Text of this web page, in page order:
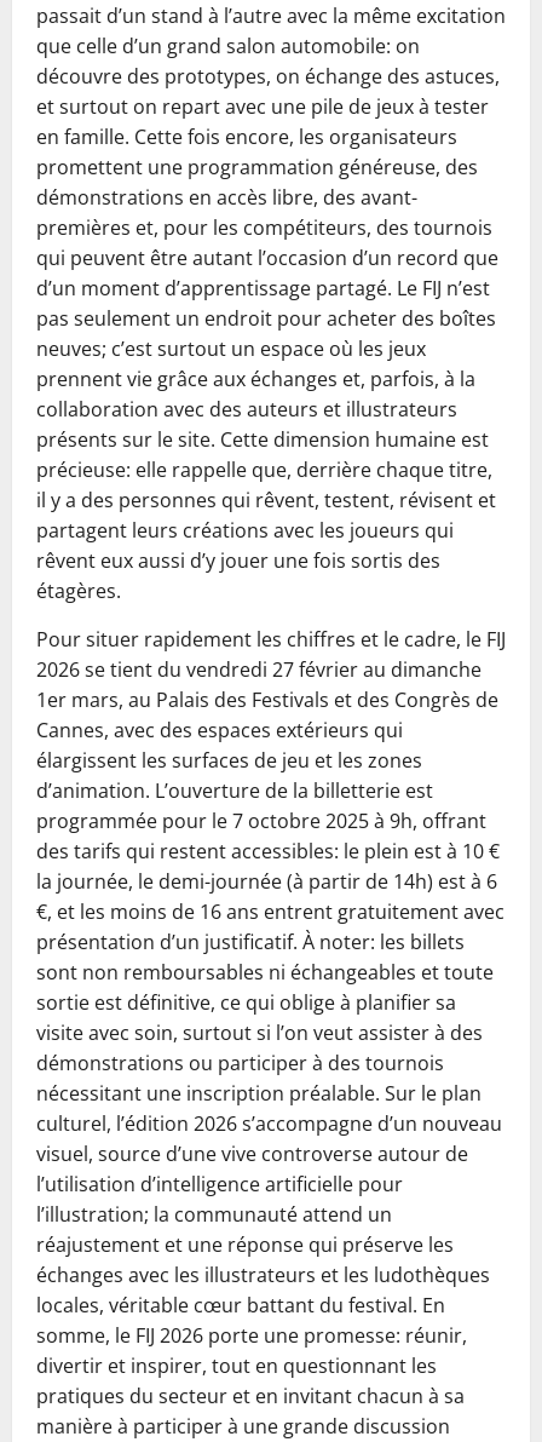
passait d’un stand à l’autre avec la même excitation
que celle d’un grand salon automobile: on
découvre des prototypes, on échange des astuces,
et surtout on repart avec une pile de jeux à tester
en famille. Cette fois encore, les organisateurs
promettent une programmation généreuse, des
démonstrations en accès libre, des avant-
premières et, pour les compétiteurs, des tournois
qui peuvent être autant l’occasion d’un record que
d’un moment d’apprentissage partagé. Le FIJ n’est
pas seulement un endroit pour acheter des boîtes
neuves; c’est surtout un espace où les jeux
prennent vie grâce aux échanges et, parfois, à la
collaboration avec des auteurs et illustrateurs
présents sur le site. Cette dimension humaine est
précieuse: elle rappelle que, derrière chaque titre,
il y a des personnes qui rêvent, testent, révisent et
partagent leurs créations avec les joueurs qui
rêvent eux aussi d’y jouer une fois sortis des
étagères.
Pour situer rapidement les chiffres et le cadre, le FIJ
2026 se tient du vendredi 27 février au dimanche
1er mars, au Palais des Festivals et des Congrès de
Cannes, avec des espaces extérieurs qui
élargissent les surfaces de jeu et les zones
d’animation. L’ouverture de la billetterie est
programmée pour le 7 octobre 2025 à 9h, offrant
des tarifs qui restent accessibles: le plein est à 10 €
la journée, le demi-journée (à partir de 14h) est à 6
€, et les moins de 16 ans entrent gratuitement avec
présentation d’un justificatif. À noter: les billets
sont non remboursables ni échangeables et toute
sortie est définitive, ce qui oblige à planifier sa
visite avec soin, surtout si l’on veut assister à des
démonstrations ou participer à des tournois
nécessitant une inscription préalable. Sur le plan
culturel, l’édition 2026 s’accompagne d’un nouveau
visuel, source d’une vive controverse autour de
l’utilisation d’intelligence artificielle pour
l’illustration; la communauté attend un
réajustement et une réponse qui préserve les
échanges avec les illustrateurs et les ludothèques
locales, véritable cœur battant du festival. En
somme, le FIJ 2026 porte une promesse: réunir,
divertir et inspirer, tout en questionnant les
pratiques du secteur et en invitant chacun à sa
manière à participer à une grande discussion